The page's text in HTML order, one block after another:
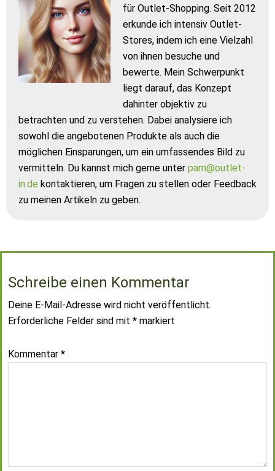
für Outlet-Shopping. Seit 2012
erkunde ich intensiv Outlet-
Stores, indem ich eine Vielzahl
von ihnen besuche und
bewerte. Mein Schwerpunkt
liegt darauf, das Konzept
dahinter objektiv zu
betrachten und zu verstehen. Dabei analysiere ich
sowohl die angebotenen Produkte als auch die
möglichen Einsparungen, um ein umfassendes Bild zu
vermitteln. Du kannst mich gerne unter pam@outlet-
in.de kontaktieren, um Fragen zu stellen oder Feedback
zu meinen Artikeln zu geben.
Schreibe einen Kommentar
Deine E-Mail-Adresse wird nicht veröffentlicht.
Erforderliche Felder sind mit * markiert
Kommentar *